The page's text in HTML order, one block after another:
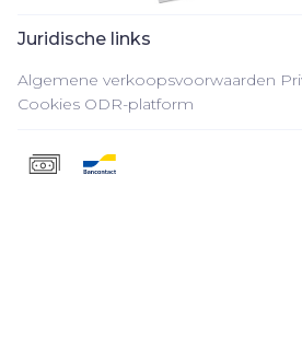
Juridische links
Algemene verkoopsvoorwaarden
Cookies ODR-platform